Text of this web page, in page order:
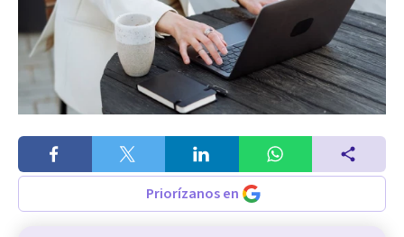
Priorízanos en